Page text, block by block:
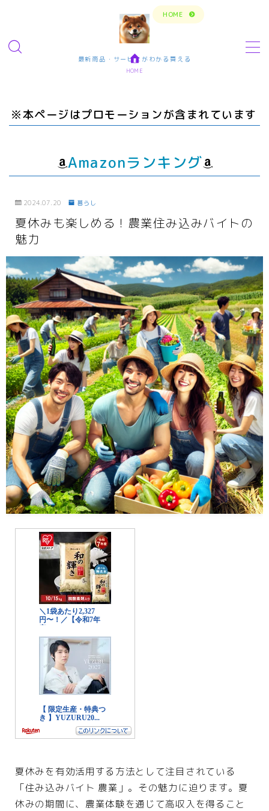
トップページに戻る HOME
最新商品・サービスがわかる買える
MENU
転職・仕事・求人・学ぶ
短期アルバイト・長期パート求人
動画
音楽
人生・恋愛・結婚・占いで解決悩み相談
グッズ
ゲーム
書籍・本
学び・資格
資格取得
専門学校・スクール
幼児教育
習い事
家庭教師・塾
エステ
クリニック
コスメ・メイク
スキンケア
ダイエット
ネイル
ボディケア
美容機器
暮らし
HOME
※本ページはプロモーションが含まれています
Amazonランキング
2024.07.20 暮らし
夏休みも楽しめる！農業住み込みバイトの
魅力
夏休みを有効活用する方法として注目されている
「住み込みバイト 農業」。その魅力に迫ります。夏
休みの期間に、農業体験を通じて高収入を得ること